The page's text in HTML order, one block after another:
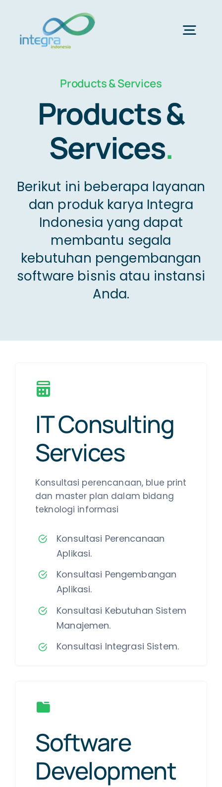
content
ABOUT US
PRODUCTS & SERVICES
PORTFOLIO
CLIENTS
NEWS
CONTACT US
Products & Services
Products &
Services.
Berikut ini beberapa layanan
dan produk karya Integra
Indonesia yang dapat
membantu segala
kebutuhan pengembangan
software bisnis atau instansi
Anda.
IT Consulting
Services
Konsultasi perencanaan, blue print
dan master plan dalam bidang
teknologi informasi
Konsultasi Perencanaan
Aplikasi.
Konsultasi Pengembangan
Aplikasi.
Konsultasi Kebutuhan Sistem
Manajemen.
Konsultasi Integrasi Sistem.
Software
Development